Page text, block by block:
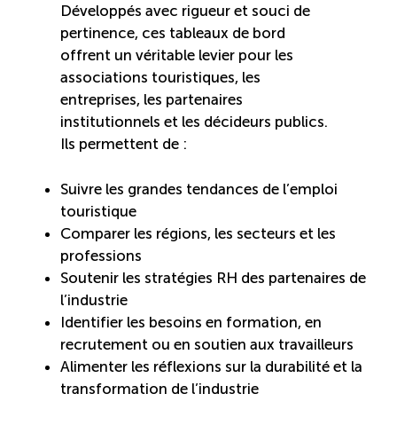
Développés avec rigueur et souci de
pertinence, ces tableaux de bord
offrent un véritable levier pour les
associations touristiques, les
entreprises, les partenaires
institutionnels et les décideurs publics.
Ils permettent de :
Suivre les grandes tendances de l’emploi
touristique
Comparer les régions, les secteurs et les
professions
Soutenir les stratégies RH des partenaires de
l’industrie
Identifier les besoins en formation, en
recrutement ou en soutien aux travailleurs
Alimenter les réflexions sur la durabilité et la
transformation de l’industrie